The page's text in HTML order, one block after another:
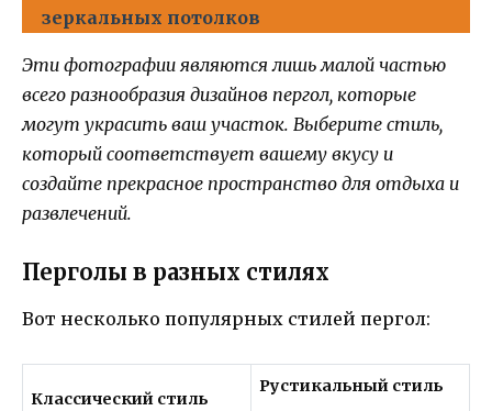
зеркальных потолков
Эти фотографии являются лишь малой частью
всего разнообразия дизайнов пергол, которые
могут украсить ваш участок. Выберите стиль,
который соответствует вашему вкусу и
создайте прекрасное пространство для отдыха и
развлечений.
Перголы в разных стилях
Вот несколько популярных стилей пергол:
Классический стиль
Рустикальный стиль